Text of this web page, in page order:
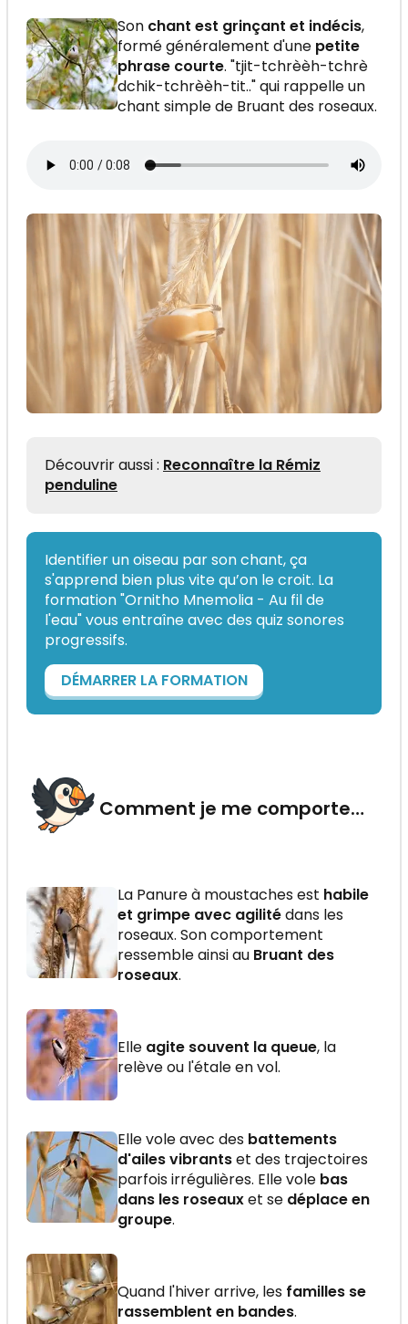
Son chant est grinçant et indécis,
formé généralement d'une petite
phrase courte. "tjit-tchrèèh-tchrè
dchik-tchrèèh-tit.." qui rappelle un
chant simple de Bruant des roseaux.
Découvrir aussi : Reconnaître la Rémiz
penduline
Identifier un oiseau par son chant, ça
s'apprend bien plus vite qu’on le croit. La
formation "Ornitho Mnemolia - Au fil de
l'eau" vous entraîne avec des quiz sonores
progressifs.
DÉMARRER LA FORMATION
Comment je me comporte…
La Panure à moustaches est habile
et grimpe avec agilitédans les
roseaux. Son comportement
ressemble ainsi au Bruant des
roseaux.
Elle agite souvent la queue, la
relève ou l'étale en vol.
Elle vole avec des battements
d'ailes vibrantset des trajectoires
parfois irrégulières. Elle vole bas
dans les roseauxet se déplace en
groupe.
Quand l'hiver arrive, les familles se
rassemblent en bandes.